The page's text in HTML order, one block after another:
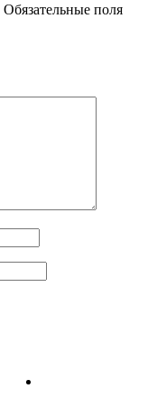
Обязательные поля